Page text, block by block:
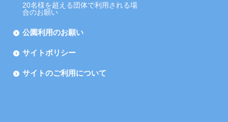
20名様を超える団体で利用される場
合のお願い
公園利用のお願い
サイトポリシー
サイトのご利用について